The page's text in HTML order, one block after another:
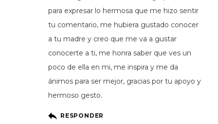
para expresar lo hermosa que me hizo sentir
tu comentario, me hubiera gustado conocer
a tu madre y creo que me va a gustar
conocerte a ti, me honra saber que ves un
poco de ella en mi, me inspira y me da
ánimos para ser mejor, gracias por tu apoyo y
hermoso gesto.
RESPONDER